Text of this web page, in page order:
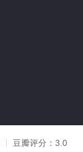
豆瓣评分： 3.0